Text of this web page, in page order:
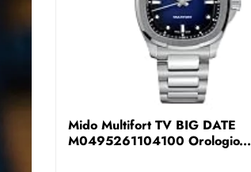
Mido Multifort TV BIG DATE
M0495261104100 Orologio...